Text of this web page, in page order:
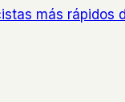
más rápidos